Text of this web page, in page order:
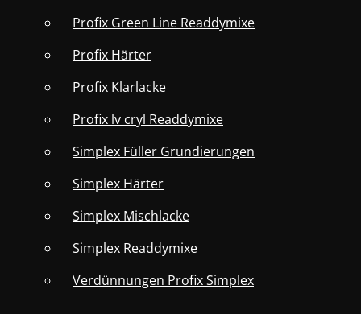
Profix Green Line Readdymixe
Profix Härter
Profix Klarlacke
Profix lv cryl Readdymixe
Simplex Füller Grundierungen
Simplex Härter
Simplex Mischlacke
Simplex Readdymixe
Verdünnungen Profix Simplex